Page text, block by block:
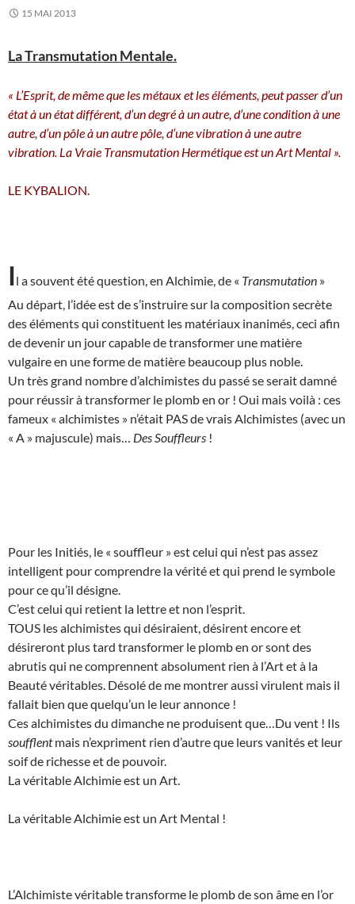
15 MAI 2013
La Transmutation Mentale.
« L’Esprit, de même que les métaux et les éléments, peut passer d’un
état à un état différent, d’un degré à un autre, d’une condition à une
autre, d’un pôle à un autre pôle, d’une vibration à une autre
vibration. La Vraie Transmutation Hermétique est un Art Mental ».
LE KYBALION.
Il a souvent été question, en Alchimie, de « Transmutation »
Au départ, l’idée est de s’instruire sur la composition secrète
des éléments qui constituent les matériaux inanimés, ceci afin
de devenir un jour capable de transformer une matière
vulgaire en une forme de matière beaucoup plus noble.
Un très grand nombre d’alchimistes du passé se serait damné
pour réussir à transformer le plomb en or ! Oui mais voilà : ces
fameux « alchimistes » n’était PAS de vrais Alchimistes (avec un
« A » majuscule) mais… Des Souffleurs !
Pour les Initiés, le « souffleur » est celui qui n’est pas assez
intelligent pour comprendre la vérité et qui prend le symbole
pour ce qu’il désigne.
C’est celui qui retient la lettre et non l’esprit.
TOUS les alchimistes qui désiraient, désirent encore et
désireront plus tard transformer le plomb en or sont des
abrutis qui ne comprennent absolument rien à l’Art et à la
Beauté véritables. Désolé de me montrer aussi virulent mais il
fallait bien que quelqu’un le leur annonce !
Ces alchimistes du dimanche ne produisent que…Du vent ! Ils
soufflentmais n’expriment rien d’autre que leurs vanités et leur
soif de richesse et de pouvoir.
La véritable Alchimie est un Art.
La véritable Alchimie est un Art Mental !
L’Alchimiste véritable transforme le plomb de son âme en l’or